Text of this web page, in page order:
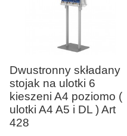
Dwustronny składany
stojak na ulotki 6
kieszeni A4 poziomo (
ulotki A4 A5 i DL ) Art
428